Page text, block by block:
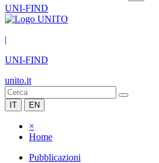
UNI-FIND
|
UNI-FIND
unito.it
IT EN
×
Home
Pubblicazioni